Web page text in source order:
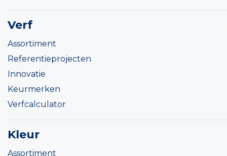
Verf
Assortiment
Referentieprojecten
Innovatie
Keurmerken
Verfcalculator
Kleur
Assortiment